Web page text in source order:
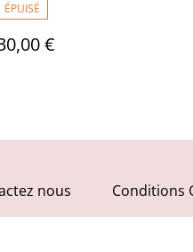
ÉPUISÉ
€
nous Conditions